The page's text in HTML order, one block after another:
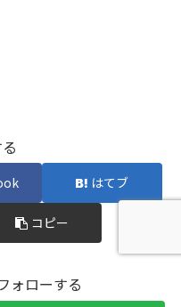
はてブ
コピー
ォローする